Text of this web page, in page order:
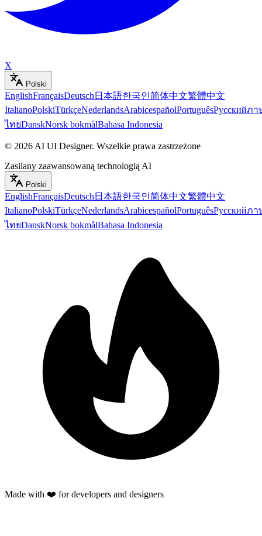
X
Polski
EnglishFrançaisDeutsch 日本語한국인简体中文繁體中文
ItalianoPolskiTürkçeNederlandsArabicespañolPortuguêsРусскийภา
ไทยDanskNorsk bokmålBahasa Indonesia
© 2026 AI UI Designer. Wszelkie prawa zastrzeżone
Zasilany zaawansowaną technologią AI
Polski
EnglishFrançaisDeutsch 日本語한국인简体中文繁體中文
ItalianoPolskiTürkçeNederlandsArabicespañolPortuguêsРусскийภา
ไทยDanskNorsk bokmålBahasa Indonesia
Made with ❤️ for developers and designers